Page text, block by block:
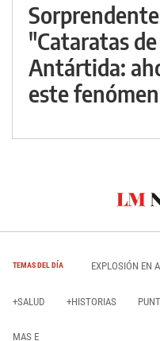
"Cataratas
Antártida:
este
TEMAS DEL DÍA EXPLOSIÓN EN
+SALUD +HISTORIAS
MAS E